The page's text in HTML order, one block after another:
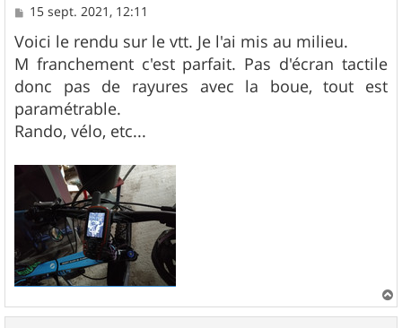
M
s
s
a
g
e
15 sept. 2021, 12:11
Voici le rendu sur le vtt. Je l'ai mis au milieu.
M franchement c'est parfait. Pas d'écran tactile
donc pas de rayures avec la boue, tout est
paramétrable.
Rando, vélo, etc...
a